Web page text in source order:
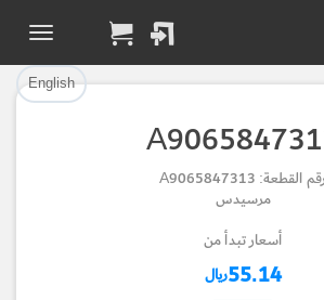
English
رقم القطعة: A9065847313
مرسيدس
أسعار تبدأ من
55.14ريال
تم إضافة القطعة بنجاح.
الرجوع لصفحة البحث
Part Successfully
Selected
Return to Search Page
القطعة للسلة بنجاح.
إتمام عملية الشراء
Part Added to
Checkout